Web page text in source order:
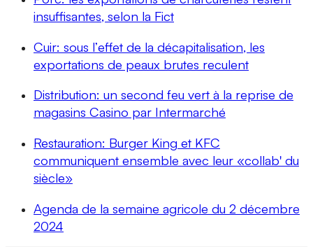
insuffisantes, selon la Fict
Cuir: sous l’effet de la décapitalisation, les
exportations de peaux brutes reculent
Distribution: un second feu vert à la reprise de
magasins Casino par Intermarché
Restauration: Burger King et KFC
communiquent ensemble avec leur «collab' du
siècle»
Agenda de la semaine agricole du 2 décembre
2024